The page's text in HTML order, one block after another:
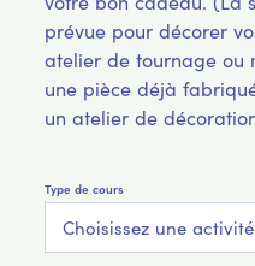
prévue pour décorer
atelier de tournage ou
une pièce déjà
un atelier de
Type de cours
Choisissez une activité